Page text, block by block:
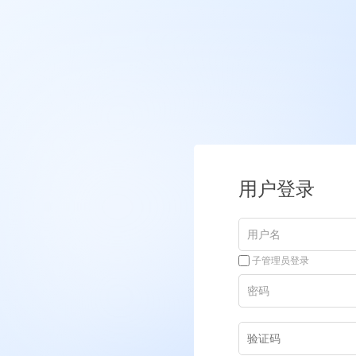
用户登录
子管理员登录